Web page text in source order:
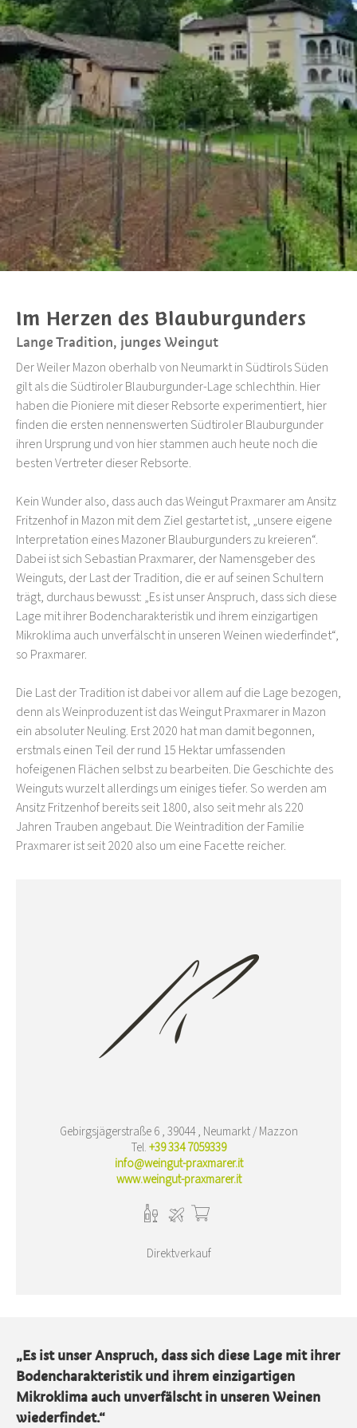
Im Herzen des Blauburgunders
Lange Tradition, junges Weingut
Der Weiler Mazon oberhalb von Neumarkt in Südtirols Süden
gilt als die Südtiroler Blauburgunder-Lage schlechthin. Hier
haben die Pioniere mit dieser Rebsorte experimentiert, hier
finden die ersten nennenswerten Südtiroler Blauburgunder
ihren Ursprung und von hier stammen auch heute noch die
besten Vertreter dieser Rebsorte.
Kein Wunder also, dass auch das Weingut Praxmarer am Ansitz
Fritzenhof in Mazon mit dem Ziel gestartet ist, „unsere eigene
Interpretation eines Mazoner Blauburgunders zu kreieren“.
Dabei ist sich Sebastian Praxmarer, der Namensgeber des
Weinguts, der Last der Tradition, die er auf seinen Schultern
trägt, durchaus bewusst: „Es ist unser Anspruch, dass sich diese
Lage mit ihrer Bodencharakteristik und ihrem einzigartigen
Mikroklima auch unverfälscht in unseren Weinen wiederfindet“,
so Praxmarer.
Die Last der Tradition ist dabei vor allem auf die Lage bezogen,
denn als Weinproduzent ist das Weingut Praxmarer in Mazon
ein absoluter Neuling. Erst 2020 hat man damit begonnen,
erstmals einen Teil der rund 15 Hektar umfassenden
hofeigenen Flächen selbst zu bearbeiten. Die Geschichte des
Weinguts wurzelt allerdings um einiges tiefer. So werden am
Ansitz Fritzenhof bereits seit 1800, also seit mehr als 220
Jahren Trauben angebaut. Die Weintradition der Familie
Praxmarer ist seit 2020 also um eine Facette reicher.
Gebirgsjägerstraße 6 , 39044 , Neumarkt / Mazzon
Tel.+39 334 7059339
info@weingut-praxmarer.it
www.weingut-praxmarer.it
Direktverkauf
„Es ist unser Anspruch, dass sich diese Lage mit ihrer
Bodencharakteristik und ihrem einzigartigen
Mikroklima auch unverfälscht in unseren Weinen
wiederfindet.“